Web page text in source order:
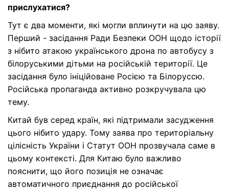
прислухатися?
Тут є два моменти, які могли вплинути на цю заяву.
Перший - засідання Ради Безпеки ООН щодо історії
з нібито атакою українського дрона по автобусу з
білоруськими дітьми на російській території. Це
засідання було ініційоване Росією та Білоруссю.
Російська пропаганда активно розкручувала цю
тему.
Китай був серед країн, які підтримали засудження
цього нібито удару. Тому заява про територіальну
цілісність України і Статут ООН прозвучала саме в
цьому контексті. Для Китаю було важливо
пояснити, що його позиція не означає
автоматичного приєднання до російської